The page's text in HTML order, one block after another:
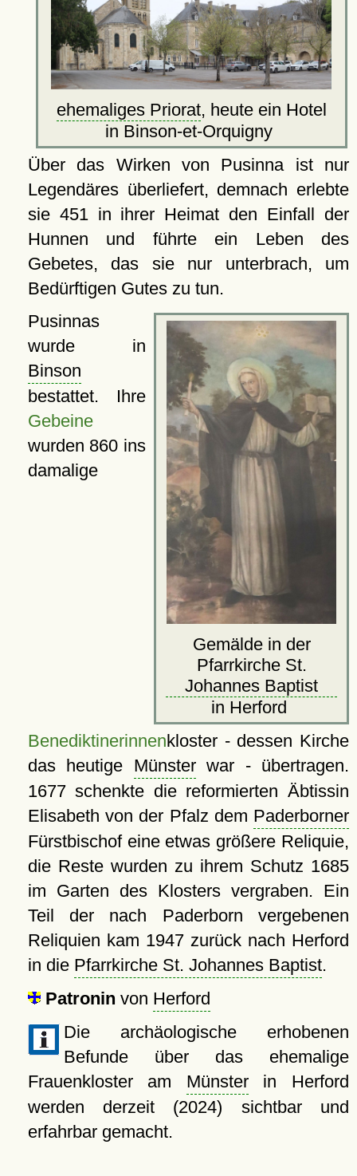
ehemaliges Priorat, heute ein Hotel
in Binson-et-Orquigny
Über das Wirken von Pusinna ist nur
Legendäres überliefert, demnach erlebte
sie 451 in ihrer Heimat den Einfall der
Hunnen und führte ein Leben des
Gebetes, das sie nur unterbrach, um
Bedürftigen Gutes zu tun.
Gemälde in der
Pfarrkirche St.
Johannes Baptist
in Herford
Pusinnas
wurde in
Binson
bestattet. Ihre
Gebeine
wurden 860 ins
damalige
Benediktinerinnenkloster - dessen Kirche
das heutige Münsterwar - übertragen.
1677 schenkte die reformierten Äbtissin
Elisabeth von der Pfalz dem Paderborner
Fürstbischof eine etwas größere Reliquie,
die Reste wurden zu ihrem Schutz 1685
im Garten des Klosters vergraben. Ein
Teil der nach Paderborn vergebenen
Reliquien kam 1947 zurück nach Herford
in die Pfarrkirche St. Johannes Baptist.
Patronin von Herford
Die archäologische erhobenen
Befunde über das ehemalige
Frauenkloster am Münsterin Herford
werden derzeit (2024) sichtbar und
erfahrbar gemacht.